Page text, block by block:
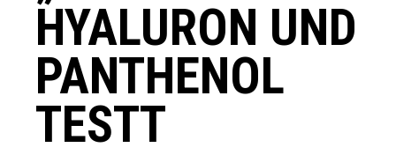
HYALURON UND
PANTHENOL
TESTT